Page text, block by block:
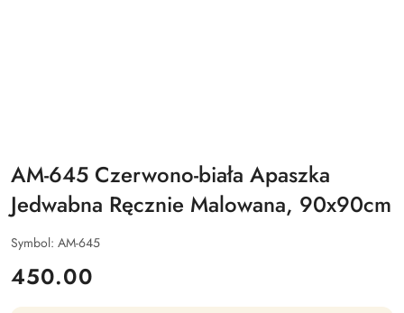
AM-645 Czerwono-biała Apaszka
Jedwabna Ręcznie Malowana, 90x90cm
Symbol: AM-645
cena:
450.00